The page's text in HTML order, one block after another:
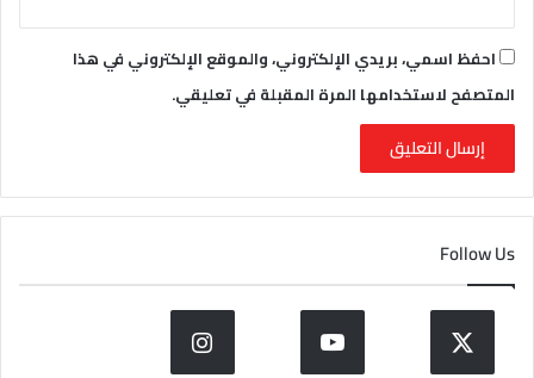
احفظ اسمي، بريدي الإلكتروني، والموقع الإلكتروني في هذا
المتصفح لاستخدامها المرة المقبلة في تعليقي.
Follow Us